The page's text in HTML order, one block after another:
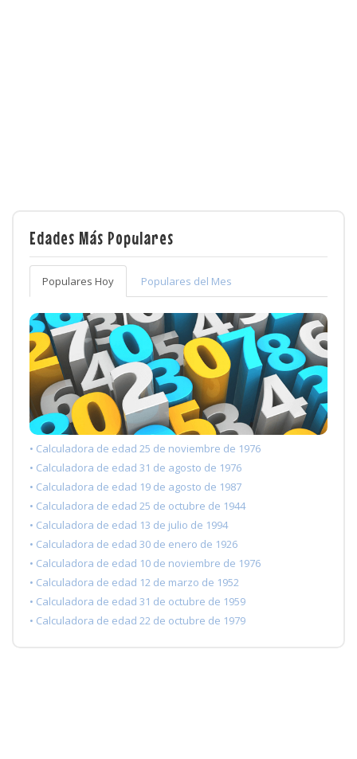
Edades Más Populares
Populares Hoy Populares del Mes
• Calculadora de edad 25 de noviembre de 1976
• Calculadora de edad 31 de agosto de 1976
• Calculadora de edad 19 de agosto de 1987
• Calculadora de edad 25 de octubre de 1944
• Calculadora de edad 13 de julio de 1994
• Calculadora de edad 30 de enero de 1926
• Calculadora de edad 10 de noviembre de 1976
• Calculadora de edad 12 de marzo de 1952
• Calculadora de edad 31 de octubre de 1959
• Calculadora de edad 22 de octubre de 1979